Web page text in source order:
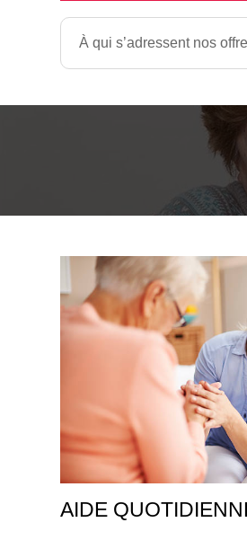
À qui s’adressent nos
AIDE